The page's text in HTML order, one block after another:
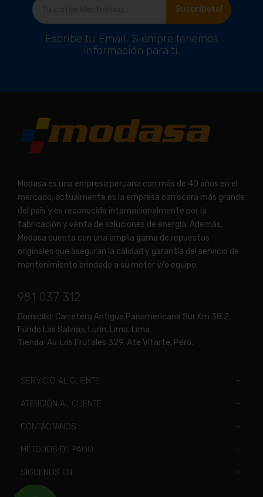
Suscríbete!
Escribe tu Email. Siempre tenemos
información para ti.
Modasa es una empresa peruana con más de 40 años en el
mercado, actualmente es la empresa carrocera más grande
del país y es reconocida internacionalmente por la
fabricación y venta de soluciones de energía. Además,
Modasa cuenta con una amplia gama de repuestos
originales que aseguran la calidad y garantía del servicio de
mantenimiento brindado a su motor y/o equipo.
981 037 312
Domicilio: Carretera Antigua Panamericana Sur Km 38.2,
Fundo Las Salinas, Lurín, Lima, Lima.
Tienda: Av. Los Frutales 329, Ate Vitarte, Perú.
SERVICIO AL CLIENTE
ATENCIÓN AL CLIENTE
CONTÁCTANOS
MÉTODOS DE PAGO
SÍGUENOS EN